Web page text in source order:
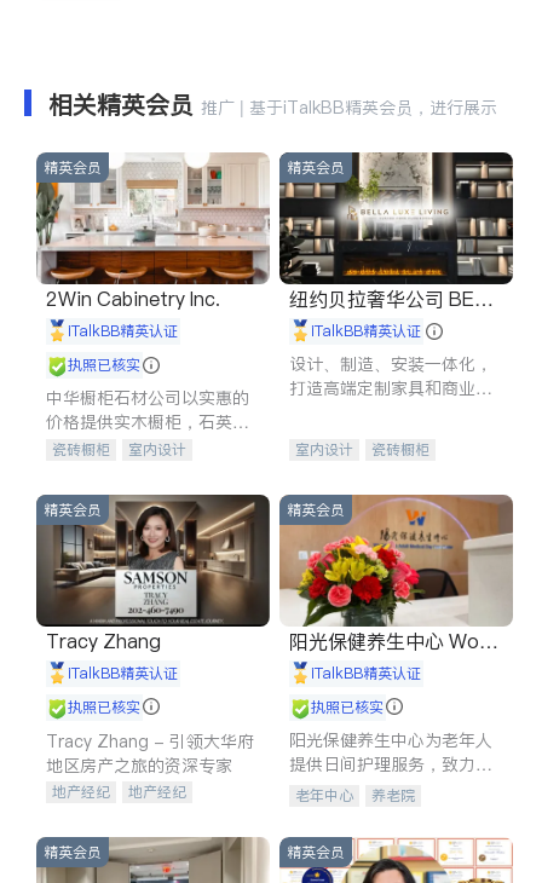
相关精英会员 推广 | 基于iTalkBB精英会员，进行展示
精英会员
2Win Cabinetry Inc.
iTalkBB精英认证
执照已核实
中华橱柜石材公司以实惠的
价格提供实木橱柜，石英石
台面，多种优质不锈钢水
质厨房，家的选择。
瓷砖橱柜
室内设计
室内装修
精英会员
纽约贝拉奢华公司 BELL
A LUXE
iTalkBB精英认证
设计、制造、安装一体化，
打造高端定制家具和商业空
室内设计
瓷砖橱柜
售前软装staging
室内装修
精英会员
Tracy Zhang
iTalkBB精英认证
执照已核实
Tracy Zhang - 引领大华府
地区房产之旅的资深专家
地产经纪
地产经纪
商铺租售
开发商建商
精英会员
阳光保健养生中心 World
shine
iTalkBB精英认证
执照已核实
阳光保健养生中心为老年人
提供日间护理服务，致力于
通过持续的护理创新来有效
老年中心 养老院
精英会员 精英会员